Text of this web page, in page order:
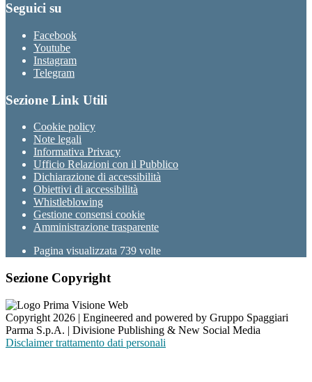
Seguici su
Facebook
Youtube
Instagram
Telegram
Sezione Link Utili
Cookie policy
Note legali
Informativa Privacy
Ufficio Relazioni con il Pubblico
Dichiarazione di accessibilità
Obiettivi di accessibilità
Whistleblowing
Gestione consensi cookie
Amministrazione trasparente
Pagina visualizzata 739 volte
Sezione Copyright
Copyright 2026 | Engineered and powered by Gruppo Spaggiari
Parma S.p.A. | Divisione Publishing & New Social Media
Disclaimer trattamento dati personali